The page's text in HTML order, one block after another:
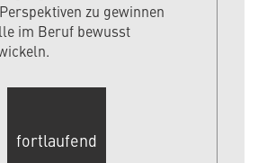
zu gewinnen
im Beruf bewusst
fortlaufend